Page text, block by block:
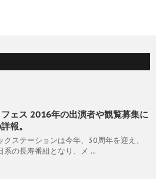
ェス 2016年の出演者や観覧募集に
報。
クステーションは今年、30周年を迎え、
系の長寿番組となり、メ ...